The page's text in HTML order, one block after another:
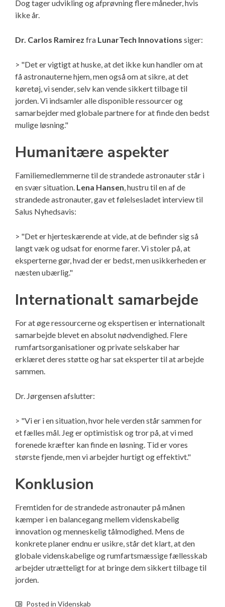
Dog tager udvikling og afprøvning flere måneder, hvis
ikke år.
Dr. Carlos Ramirez fra LunarTech Innovations siger:
> "Det er vigtigt at huske, at det ikke kun handler om at
få astronauterne hjem, men også om at sikre, at det
køretøj, vi sender, selv kan vende sikkert tilbage til
jorden. Vi indsamler alle disponible ressourcer og
samarbejder med globale partnere for at finde den bedst
mulige løsning."
Humanitære aspekter
Familiemedlemmerne til de strandede astronauter står i
en svær situation. Lena Hansen, hustru til en af de
strandede astronauter, gav et følelsesladet interview til
Salus Nyhedsavis:
> "Det er hjerteskærende at vide, at de befinder sig så
langt væk og udsat for enorme farer. Vi stoler på, at
eksperterne gør, hvad der er bedst, men usikkerheden er
næsten ubærlig."
Internationalt samarbejde
For at øge ressourcerne og ekspertisen er internationalt
samarbejde blevet en absolut nødvendighed. Flere
rumfartsorganisationer og private selskaber har
erklæret deres støtte og har sat eksperter til at arbejde
sammen.
Dr. Jørgensen afslutter:
> "Vi er i en situation, hvor hele verden står sammen for
et fælles mål. Jeg er optimistisk og tror på, at vi med
forenede kræfter kan finde en løsning. Tid er vores
største fjende, men vi arbejder hurtigt og effektivt."
Konklusion
Fremtiden for de strandede astronauter på månen
kæmper i en balancegang mellem videnskabelig
innovation og menneskelig tålmodighed. Mens de
konkrete planer endnu er usikre, står det klart, at den
globale videnskabelige og rumfartsmæssige fællesskab
arbejder utrætteligt for at bringe dem sikkert tilbage til
jorden.
Posted in Videnskab